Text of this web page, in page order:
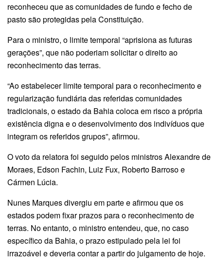
reconheceu que as comunidades de fundo e fecho de
pasto são protegidas pela Constituição.
Para o ministro, o limite temporal “aprisiona as futuras
gerações”, que não poderiam solicitar o direito ao
reconhecimento das terras.
“Ao estabelecer limite temporal para o reconhecimento e
regularização fundiária das referidas comunidades
tradicionais, o estado da Bahia coloca em risco a própria
existência digna e o desenvolvimento dos indivíduos que
integram os referidos grupos”, afirmou.
O voto da relatora foi seguido pelos ministros Alexandre de
Moraes, Edson Fachin, Luiz Fux, Roberto Barroso e
Cármen Lúcia.
Nunes Marques divergiu em parte e afirmou que os
estados podem fixar prazos para o reconhecimento de
terras. No entanto, o ministro entendeu, que, no caso
específico da Bahia, o prazo estipulado pela lei foi
irrazoável e deveria contar a partir do julgamento de hoje.